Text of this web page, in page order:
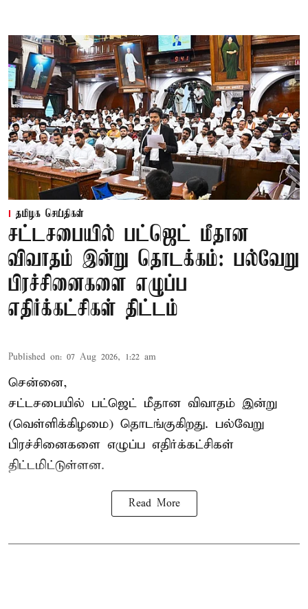
தமிழக செய்திகள்
சட்டசபையில் பட்ஜெட் மீதான
விவாதம் இன்று தொடக்கம்: பல்வேறு
பிரச்சினைகளை எழுப்ப
எதிர்க்கட்சிகள் திட்டம்
Published on: 07 Aug 2026, 1:22 am
சென்னை,
சட்டசபையில் பட்ஜெட் மீதான விவாதம் இன்று
(வெள்ளிக்கிழமை) தொடங்குகிறது. பல்வேறு
பிரச்சினைகளை எழுப்ப எதிர்க்கட்சிகள்
திட்டமிட்டுள்ளன.
Read More